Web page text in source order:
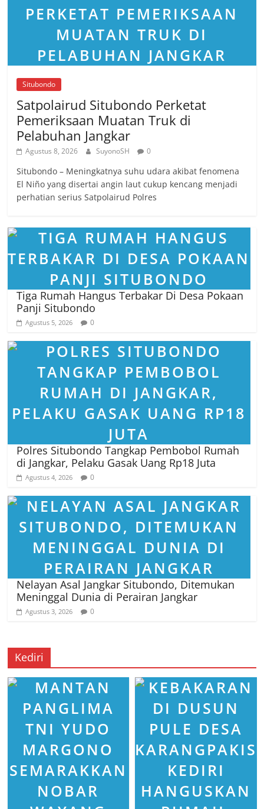
Situbondo
Satpolairud Situbondo Perketat
Pemeriksaan Muatan Truk di
Pelabuhan Jangkar
Agustus 8, 2026 SuyonoSH 0
Situbondo – Meningkatnya suhu udara akibat fenomena
El Niño yang disertai angin laut cukup kencang menjadi
perhatian serius Satpolairud Polres
Tiga Rumah Hangus Terbakar Di Desa Pokaan
Panji Situbondo
Agustus 5, 2026 0
Polres Situbondo Tangkap Pembobol Rumah
di Jangkar, Pelaku Gasak Uang Rp18 Juta
Agustus 4, 2026 0
Nelayan Asal Jangkar Situbondo, Ditemukan
Meninggal Dunia di Perairan Jangkar
Agustus 3, 2026 0
Kediri